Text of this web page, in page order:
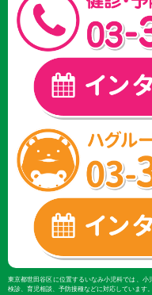
東京都世田谷区に位置するいなみ小児科では、
検診、育児相談、予防接種などに対応しています。